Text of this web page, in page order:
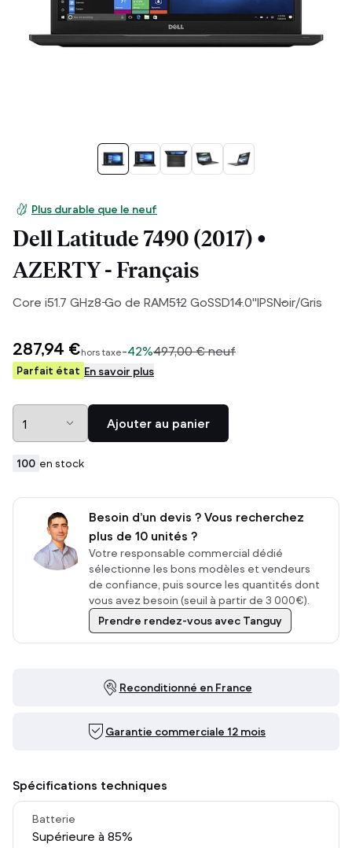
Plus durable que le neuf
Dell Latitude 7490 (2017) •
AZERTY - Français
Core i51.7 GHz8Go de RAM512 GoSSD14.0"IPSNoir/Gris
287,94 €hors taxe-42%497,00 € neuf
Parfait état En savoir plus
Ajouter au panier
100 en stock
Besoin d’un devis ? Vous recherchez
plus de 10 unités ?
Votre responsable commercial dédié
sélectionne les bons modèles et vendeurs
de confiance, puis source les quantités dont
vous avez besoin (seuil à partir de 3 000€).
Prendre rendez-vous avec Tanguy
Reconditionné en France
Garantie commerciale 12 mois
Spécifications techniques
Batterie
Supérieure à 85%